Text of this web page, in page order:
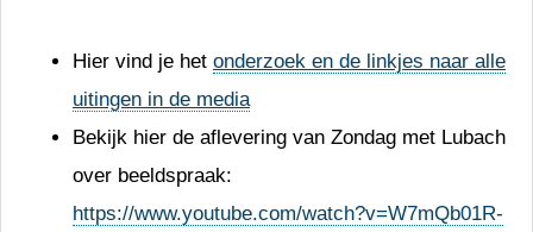
Hier vind je het onderzoek en de linkjes naar alle
uitingen in de media
Bekijk hier de aflevering van Zondag met Lubach
over beeldspraak:
https://www.youtube.com/watch?v=W7mQb01R-